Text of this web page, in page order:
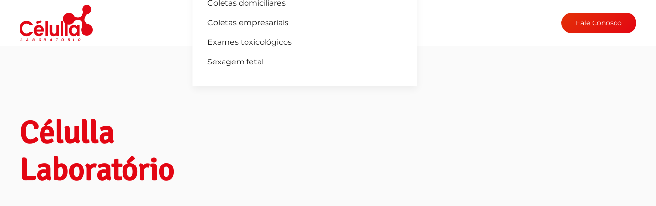
Skip to main content
Coletas domiciliares
Coletas empresariais
Exames toxicológicos
Sexagem fetal
Fale Conosco
Célulla
Laboratório